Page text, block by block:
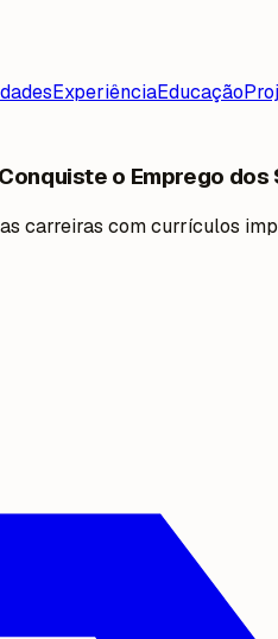
ExperiênciaEducação
o Emprego dos
carreiras com currículos